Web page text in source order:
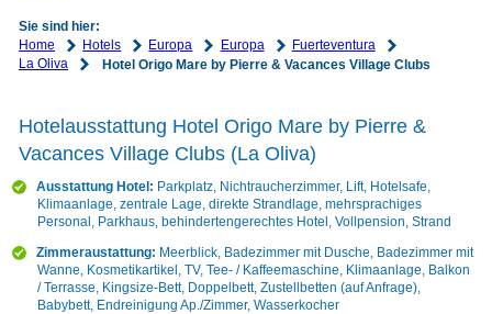
Sie sind hier:
Home
Hotels Europa Europa
Fuerteventura
La Oliva
Hotel Origo Mare by Pierre & Vacances Village Clubs
Hotelausstattung Hotel Origo Mare by Pierre &
Vacances Village Clubs (La Oliva)
Ausstattung Hotel: Parkplatz, Nichtraucherzimmer, Lift, Hotelsafe,
Klimaanlage, zentrale Lage, direkte Strandlage, mehrsprachiges
Personal, Parkhaus, behindertengerechtes Hotel, Vollpension, Strand
Zimmeraustattung: Meerblick, Badezimmer mit Dusche, Badezimmer mit
Wanne, Kosmetikartikel, TV, Tee- / Kaffeemaschine, Klimaanlage, Balkon
/ Terrasse, Kingsize-Bett, Doppelbett, Zustellbetten (auf Anfrage),
Babybett, Endreinigung Ap./Zimmer, Wasserkocher